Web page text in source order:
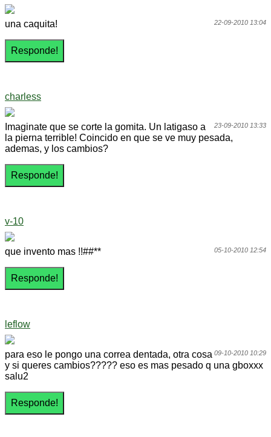
22-09-2010 13:04
una caquita!
charless
23-09-2010 13:33
Imaginate que se corte la gomita. Un latigaso a
la pierna terrible! Coincido en que se ve muy pesada,
ademas, y los cambios?
v-10
05-10-2010 12:54
que invento mas !!##**
leflow
09-10-2010 10:29
para eso le pongo una correa dentada, otra cosa
y si queres cambios????? eso es mas pesado q una gboxxx
salu2